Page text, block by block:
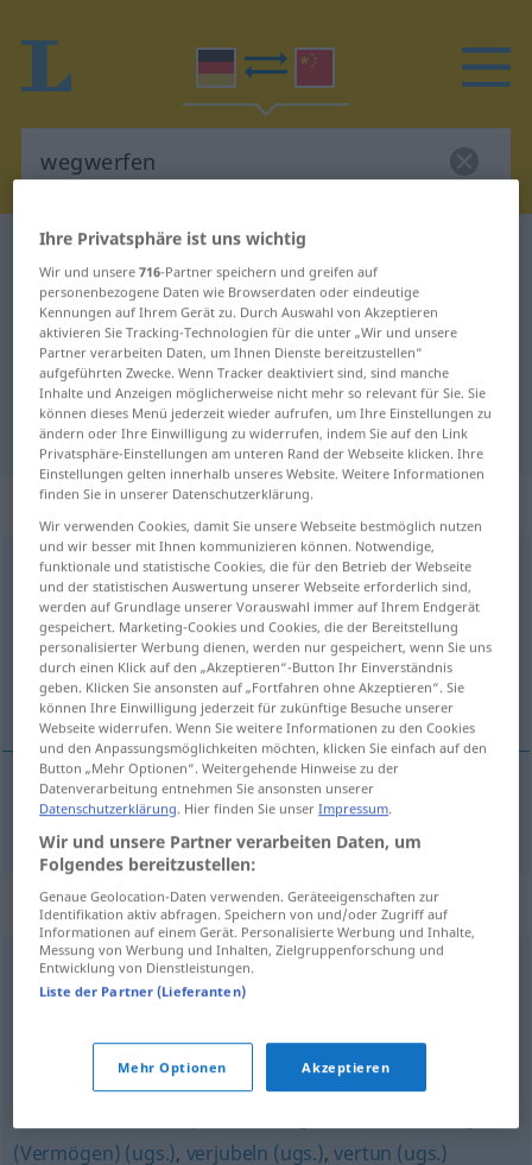
Deutsch-Chinesisch Wörterbuch
Deutsch-Chinesisch Übersetzung
für "wegwerfen"
"wegwerfen" Chinesisch
Übersetzung
„wegwerfen“
wegwerfen
Übersicht aller Übersetzungen
(Für mehr Details die Übersetzung anklicken/antippen)
扔掉
扔掉[rēngdiào] wegwerfen
Synonyme für "wegwerfen"
wegtun (ugs.),aussortieren
wegschmeißen (ugs.),verschleudern (ugs.)
(Vermögen) (ugs.), verjubeln (ugs.),vertun (ugs.)
Ihre Privatsphäre ist uns wichtig
Wir und unsere716-Partner speichern und greifen auf
personenbezogene Daten wie Browserdaten oder eindeutige
Kennungen auf Ihrem Gerät zu. Durch Auswahl von Akzeptieren
aktivieren Sie Tracking-Technologien für die unter „Wir und unsere
Partner verarbeiten Daten, um Ihnen Dienste bereitzustellen“
aufgeführten Zwecke. Wenn Tracker deaktiviert sind, sind manche
Inhalte und Anzeigen möglicherweise nicht mehr so relevant für Sie. Sie
können dieses Menü jederzeit wieder aufrufen, um Ihre Einstellungen zu
ändern oder Ihre Einwilligung zu widerrufen, indem Sie auf den Link
Privatsphäre-Einstellungen am unteren Rand der Webseite klicken. Ihre
Einstellungen gelten innerhalb unseres Website. Weitere Informationen
finden Sie in unserer Datenschutzerklärung.
Wir verwenden Cookies, damit Sie unsere Webseite bestmöglich nutzen
und wir besser mit Ihnen kommunizieren können. Notwendige,
funktionale und statistische Cookies, die für den Betrieb der Webseite
und der statistischen Auswertung unserer Webseite erforderlich sind,
werden auf Grundlage unserer Vorauswahl immer auf Ihrem Endgerät
gespeichert. Marketing-Cookies und Cookies, die der Bereitstellung
personalisierter Werbung dienen, werden nur gespeichert, wenn Sie uns
durch einen Klick auf den „Akzeptieren“-Button Ihr Einverständnis
geben. Klicken Sie ansonsten auf „Fortfahren ohne Akzeptieren“. Sie
können Ihre Einwilligung jederzeit für zukünftige Besuche unserer
Webseite widerrufen. Wenn Sie weitere Informationen zu den Cookies
und den Anpassungsmöglichkeiten möchten, klicken Sie einfach auf den
Button „Mehr Optionen“. Weitergehende Hinweise zu der
Datenverarbeitung entnehmen Sie ansonsten unserer
Datenschutzerklärung. Hier finden Sie unserImpressum.
Wir und unsere Partner verarbeiten Daten, um
Folgendes bereitzustellen:
Genaue Geolocation-Daten verwenden. Geräteeigenschaften zur
Identifikation aktiv abfragen. Speichern von und/oder Zugriff auf
Informationen auf einem Gerät. Personalisierte Werbung und Inhalte,
Messung von Werbung und Inhalten, Zielgruppenforschung und
Entwicklung von Dienstleistungen.
Liste der Partner (Lieferanten)
Mehr Optionen Akzeptieren